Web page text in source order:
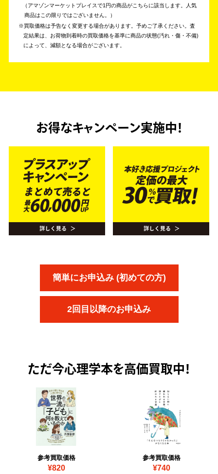
アマゾンマーケットプレイスで1円の商品がこちらに該当します。人気
商品はこの限りではございません。
買取価格は予告なく変更する場合があります。予めご了承ください。 査
定結果は、お荷物到着時の買取価格を基準に商品の状態(汚れ・傷・不備)
によって、減額となる場合がございます。
お得なキャンペーン実施中！
簡単にお申込み (初めての方)
2回目以降のお申込み
ただ今心理学本を高価買取中！
参考買取価格
¥820
参考買取価格
¥740